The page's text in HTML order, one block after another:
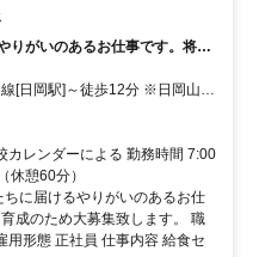
りがいのあるお仕事です。将来
致します。
カレンダーによる 勤務時間 7:00
休憩60分）
に届けるやりがいのあるお仕
成のため大募集致します。 職
用形態 正社員 仕事内容 給食セ